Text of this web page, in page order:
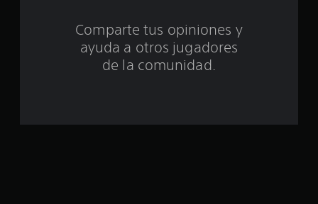
Comparte tus opiniones y
ayuda a otros jugadores
de la comunidad.